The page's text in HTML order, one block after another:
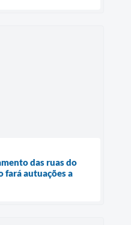
das ruas do
fará autuações a